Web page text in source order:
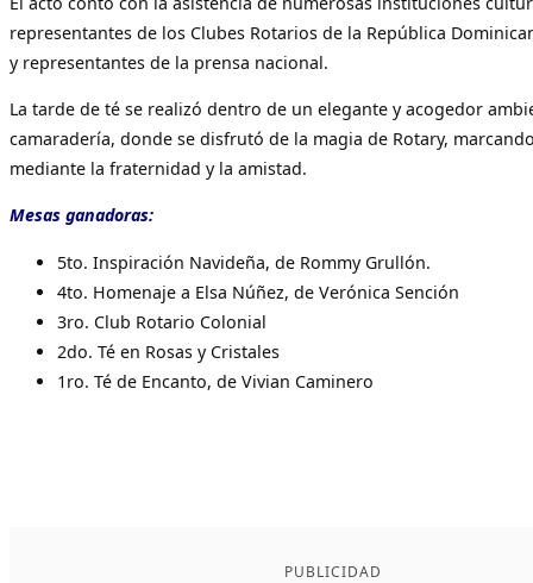
representantes de los Clubes Rotarios de la República
y representantes de la prensa nacional.
La tarde de té se realizó dentro de un elegante y acogedor
camaradería, donde se disfrutó de la magia de Rotary,
mediante la fraternidad y la amistad.
Mesas ganadoras:
5to. Inspiración Navideña, de Rommy Grullón.
4to. Homenaje a Elsa Núñez, de Verónica Sención
3ro. Club Rotario Colonial
2do. Té en Rosas y Cristales
1ro. Té de Encanto, de Vivian Caminero
PUBLICIDAD